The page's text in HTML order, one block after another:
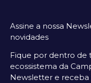
Assine a nossa
novidades
Fique por dentro de
ecossistema da
Newsletter e receba